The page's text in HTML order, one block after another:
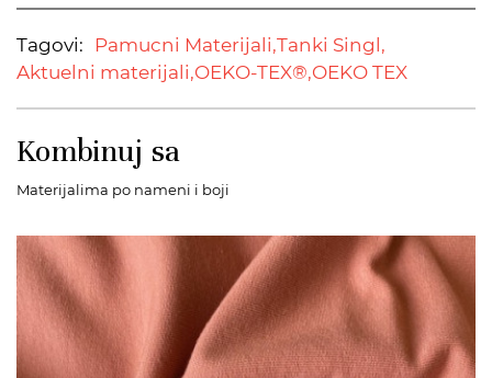
Tagovi: Pamucni Materijali,Tanki Singl,
Aktuelni materijali,OEKO-TEX®,OEKO TEX
Kombinuj sa
Materijalima po nameni i boji